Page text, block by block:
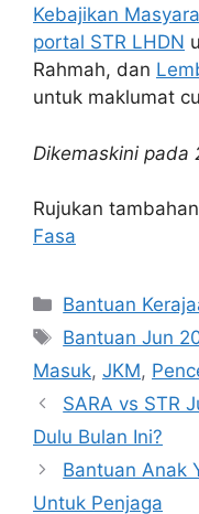
Kebajikan
portal STR LHDN
Rahmah, dan
untuk maklumat
Dikemaskini pada
Rujukan
Fasa
Categories
Bantuan
Tags
Bantuan Jun
Masuk, JKM,
SARA vs STR
Dulu Bulan Ini?
Bantuan Anak
Untuk Penjaga